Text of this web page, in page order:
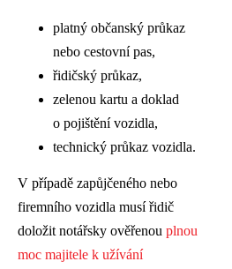
platný občanský průkaz
nebo cestovní pas,
řidičský průkaz,
zelenou kartu a doklad
o pojištění vozidla,
technický průkaz vozidla.
V případě zapůjčeného nebo
firemního vozidla musí řidič
doložit notářsky ověřenou plnou
moc majitele k užívání